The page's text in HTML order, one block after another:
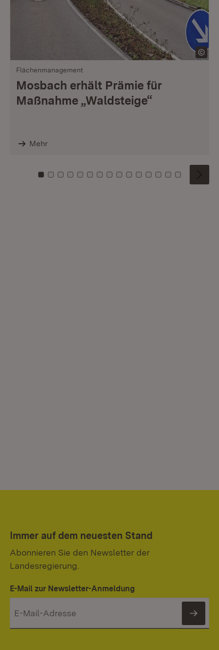
Flächenmanagement
Mosbach erhält Prämie für
Maßnahme „Waldsteige“
Mehr
Zu Kachel: 0
Zu Kachel: 1
Zu Kachel: 2
Zu Kachel: 3
Zu Kachel: 4
Zu Kachel: 5
Zu Kachel: 6
Zu Kachel: 7
Zu Kachel: 8
Zu Kachel: 9
Zu Kachel: 10
Zu Kachel: 11
Zu Kachel: 12
Zu Kachel:
Zu
Immer auf dem neuesten Stand
Abonnieren Sie den Newsletter der
Landesregierung.
E-Mail zur Newsletter-Anmeldung